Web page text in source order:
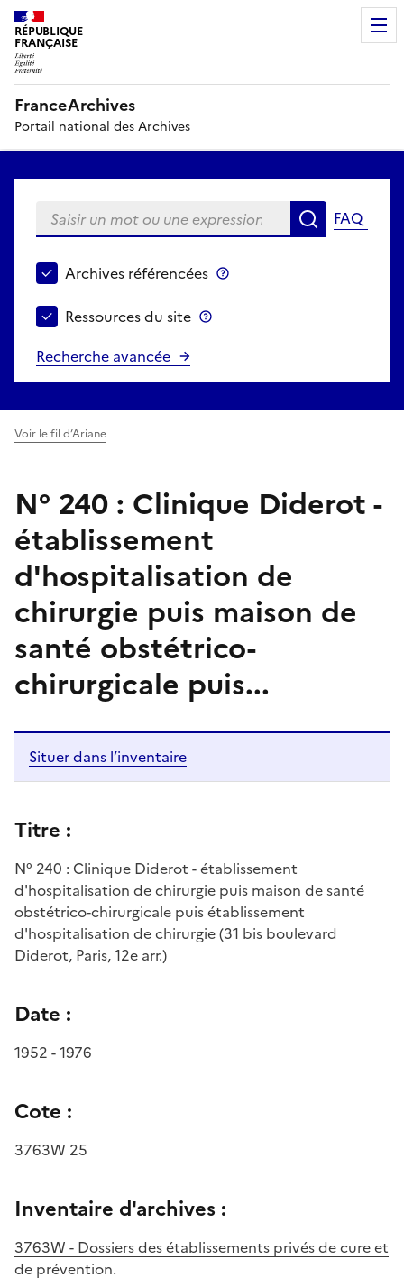
RÉPUBLIQUE
FRANÇAISE
FranceArchives
Portail national des Archives
Saisir un mot ou une expression Rechercher
FAQ
Choisir le périmètre de recherche
Archives référencées
Ressources du site
Recherche avancée
Voir le fil d’Ariane
N° 240 : Clinique Diderot -
établissement
d'hospitalisation de
chirurgie puis maison de
santé obstétrico-
chirurgicale puis...
Situer dans l’inventaire
Titre :
N° 240 : Clinique Diderot - établissement
d'hospitalisation de chirurgie puis maison de santé
obstétrico-chirurgicale puis établissement
d'hospitalisation de chirurgie (31 bis boulevard
Diderot, Paris, 12e arr.)
Date :
1952 - 1976
Cote :
3763W 25
Inventaire d'archives :
3763W - Dossiers des établissements privés de cure et
de prévention.